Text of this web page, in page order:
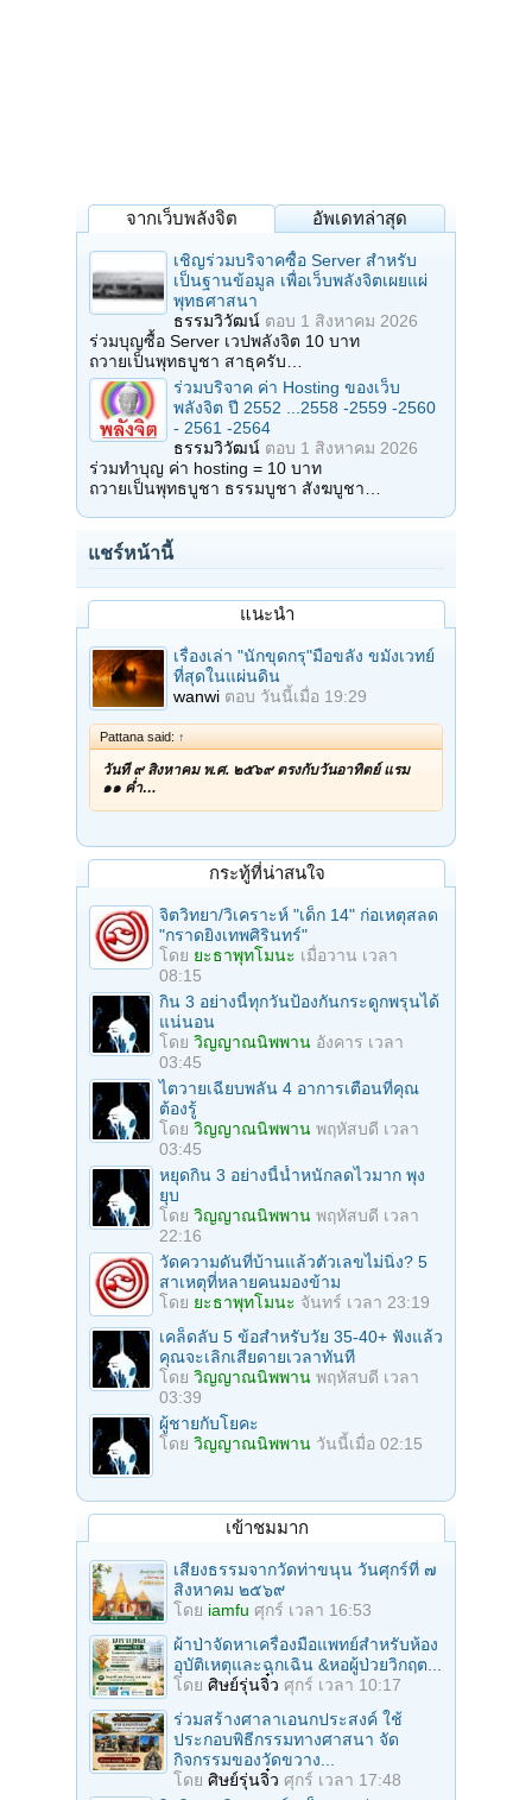
จากเว็บพลังจิต อัพเดทล่าสุด
เชิญร่วมบริจาคซื้อ Server สำหรับ
เป็นฐานข้อมูล เพื่อเว็บพลังจิตเผยแผ่
พุทธศาสนา
ธรรมวิวัฒน์ ตอบ 1 สิงหาคม 2026
ร่วมบุญซื้อ Server เวปพลังจิต 10 บาท
ถวายเป็นพุทธบูชา สาธุครับ…
ร่วมบริจาค ค่า Hosting ของเว็บ
พลังจิต ปี 2552 ...2558 -2559 -2560
- 2561 -2564
ธรรมวิวัฒน์ ตอบ 1 สิงหาคม 2026
ร่วมทำบุญ ค่า hosting = 10 บาท
ถวายเป็นพุทธบูชา ธรรมบูชา สังฆบูชา…
แชร์หน้านี้
แนะนำ
เรื่องเล่า "นักขุดกรุ"มือขลัง ขมังเวทย์
ที่สุดในแผ่นดิน
wanwi ตอบ วันนี้เมื่อ 19:29
Pattana said: ↑
วันที่ ๙ สิงหาคม พ.ศ. ๒๕๖๙ ตรงกับวันอาทิตย์ แรม
๑๑ ค่ำ…
กระทู้ที่น่าสนใจ
จิตวิทยา/วิเคราะห์ "เด็ก 14" ก่อเหตุสลด
"กราดยิงเทพศิรินทร์"
โดย ยะธาพุทโมนะ เมื่อวาน เวลา
08:15
กิน 3 อย่างนี้ทุกวันป้องกันกระดูกพรุนได้
แน่นอน
โดย วิญญาณนิพพาน อังคาร เวลา
03:45
ไตวายเฉียบพลัน 4 อาการเตือนที่คุณ
ต้องรู้
โดย วิญญาณนิพพาน พฤหัสบดี เวลา
03:45
หยุดกิน 3 อย่างนี้น้ำหนักลดไวมาก พุง
ยุบ
โดย วิญญาณนิพพาน พฤหัสบดี เวลา
22:16
วัดความดันที่บ้านแล้วตัวเลขไม่นิ่ง? 5
สาเหตุที่หลายคนมองข้าม
โดย ยะธาพุทโมนะ จันทร์ เวลา 23:19
เคล็ดลับ 5 ข้อสำหรับวัย 35-40+ ฟังแล้ว
คุณจะเลิกเสียดายเวลาทันที
โดย วิญญาณนิพพาน พฤหัสบดี เวลา
03:39
ผู้ชายกับโยคะ
โดย วิญญาณนิพพาน วันนี้เมื่อ 02:15
เข้าชมมาก
เสียงธรรมจากวัดท่าขนุน วันศุกร์ที่ ๗
สิงหาคม ๒๕๖๙
โดย iamfu ศุกร์ เวลา 16:53
ผ้าป่าจัดหาเครื่องมือแพทย์สำหรับห้อง
อุบัติเหตุและฉุกเฉิน &หอผู้ป่วยวิกฤต...
โดย ศิษย์รุ่นจิ๋ว ศุกร์ เวลา 10:17
ร่วมสร้างศาลาเอนกประสงค์ ใช้
ประกอบพิธีกรรมทางศาสนา จัด
กิจกรรมของวัดขวาง...
โดย ศิษย์รุ่นจิ๋ว ศุกร์ เวลา 17:48